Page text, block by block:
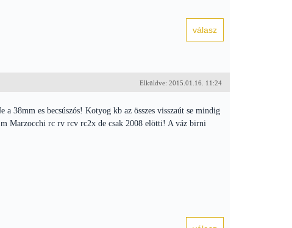
Elküldve: 2015.01.16. 11:24
38mm es becsúszós! Kotyog kb az összes visszaút se mindig
Marzocchi rc rv rcv rc2x de csak 2008 elötti! A váz birni